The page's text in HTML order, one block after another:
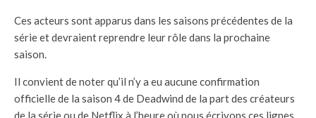
Ces acteurs sont apparus dans les saisons précédentes de la
série et devraient reprendre leur rôle dans la prochaine
saison.
Il convient de noter qu’il n’y a eu aucune confirmation
officielle de la saison 4 de Deadwind de la part des créateurs
de la série ou de Netflix à l’heure où nous écrivons ces lignes.